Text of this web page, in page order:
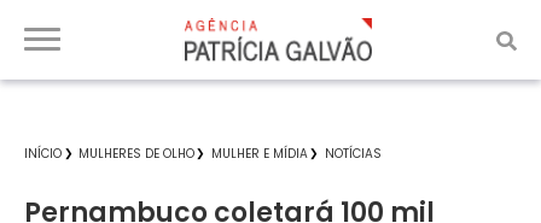
INÍCIO MULHERES DE OLHO MULHER E MÍDIA NOTÍCIAS
Pernambuco coletará 100 mil